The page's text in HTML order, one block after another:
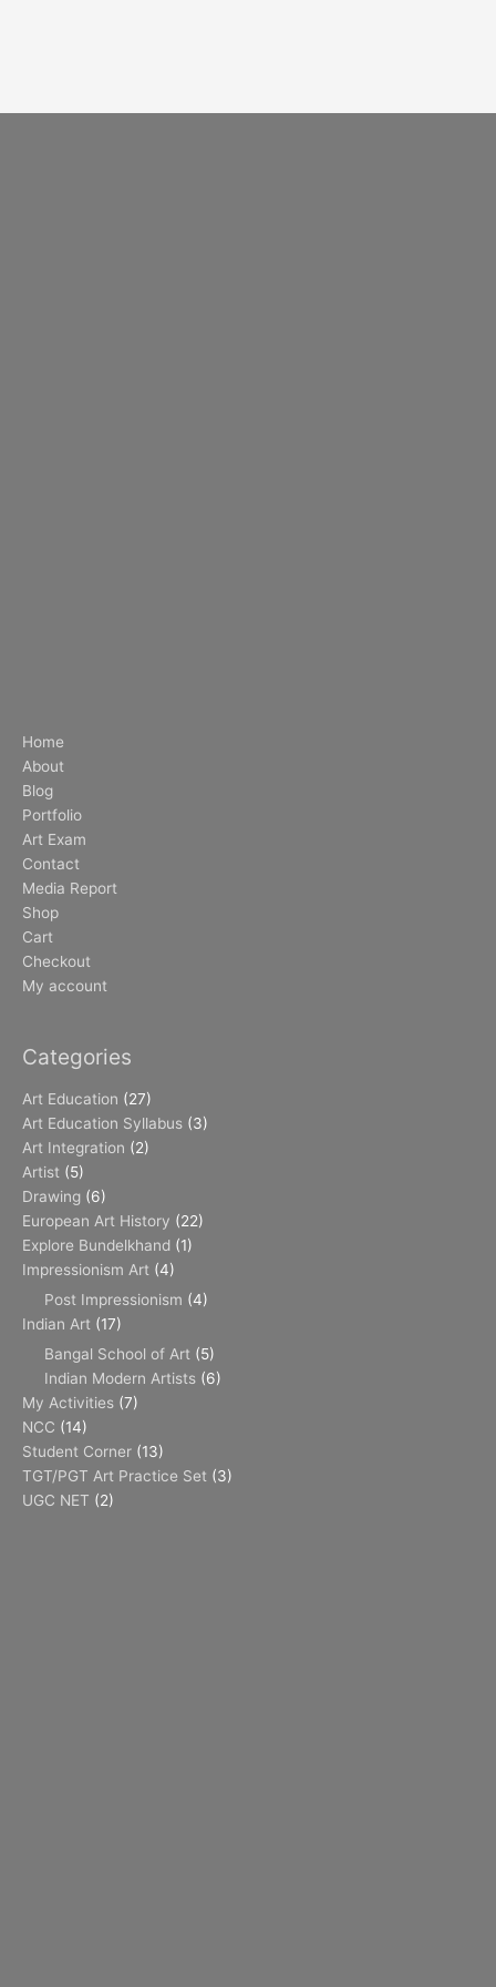
Home
About
Blog
Portfolio
Art Exam
Contact
Media Report
Shop
Cart
Checkout
My account
Categories
Art Education (27)
Art Education Syllabus (3)
Art Integration (2)
Artist (5)
Drawing (6)
European Art History (22)
Explore Bundelkhand (1)
Impressionism Art (4)
Post Impressionism (4)
Indian Art (17)
Bangal School of Art (5)
Indian Modern Artists (6)
My Activities (7)
NCC (14)
Student Corner (13)
TGT/PGT Art Practice Set (3)
UGC NET (2)